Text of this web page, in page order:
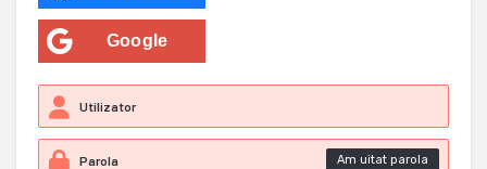
Google
Am uitat parola